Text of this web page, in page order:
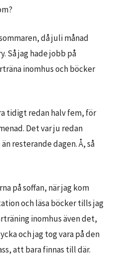
då juli månad
Så jag hade jobb på
inomhus och böcker
tidigt redan halv fem, för
Det var ju redan
resterande dagen. Å, så
på soffan, när jag kom
och läsa böcker tills jag
inomhus även det,
och jag tog vara på den
att bara finnas till där.